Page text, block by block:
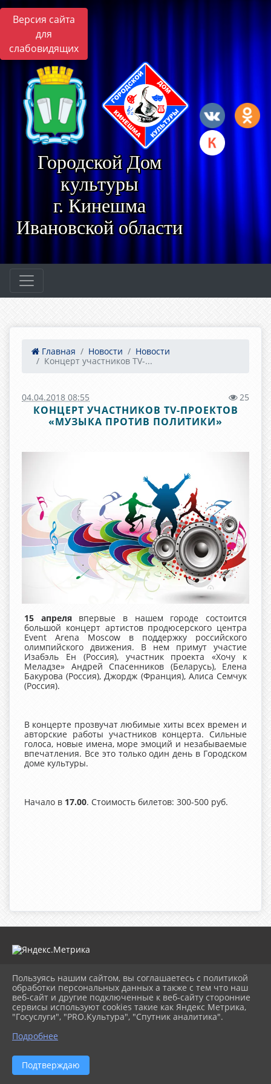
Версия сайта
для
слабовидящих
Городской Дом
культуры
г. Кинешма
Ивановской области
Главная Новости
Новости
Концерт участников ТV-...
04.04.2018 08:55 25
КОНЦЕРТ УЧАСТНИКОВ ТV-ПРОЕКТОВ
«МУЗЫКА ПРОТИВ ПОЛИТИКИ»
15 апрелявпервые в нашем городе состоится
большой концерт артистов продюсерского центра
Event Arena Moscow в поддержку российского
олимпийского движения. В нем примут участие
Изабэль Ен (Россия), участник проекта «Хочу к
Меладзе» Андрей Спасенников (Беларусь), Елена
Бакурова (Россия), Джордж (Франция), Алиса Семчук
(Россия).
В концерте прозвучат любимые хиты всех времен и
авторские работы участников концерта. Сильные
голоса, новые имена, море эмоций и незабываемые
впечатления. Все это только один день в Городском
доме культуры.
Начало в 17.00. Стоимость билетов: 300-500 руб.
2026 г. mugdk.ru
Вход
Карта сайта
Политика обработки персональных данных
Сделано на KubCMS
Пользуясь нашим сайтом, вы соглашаетесь с политикой
обработки персональных данных а также с тем что наш
веб-сайт и другие подключенные к веб-сайту сторонние
сервисы используют cookies такие как Яндекс Метрика,
"Госуслуги", "PRO.Культура", "Спутник аналитика".
Подробнее
Подтверждаю